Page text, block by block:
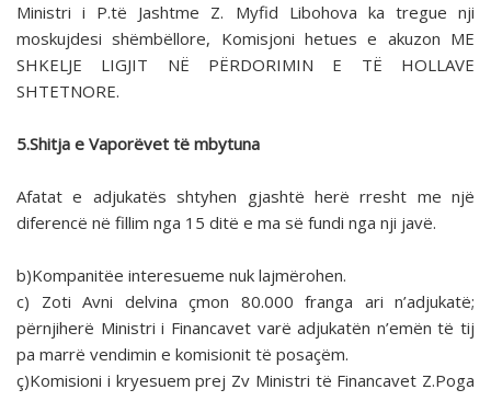
Ministri i P.të Jashtme Z. Myfid Libohova ka tregue nji
moskujdesi shëmbëllore, Komisjoni hetues e akuzon ME
SHKELJE LIGJIT NË PËRDORIMIN E TË HOLLAVE
SHTETNORE.
5.Shitja e Vaporëvet të mbytuna
Afatat e adjukatës shtyhen gjashtë herë rresht me një
diferencë në fillim nga 15 ditë e ma së fundi nga nji javë.
b)Kompanitëe interesueme nuk lajmërohen.
c) Zoti Avni delvina çmon 80.000 franga ari n’adjukatë;
përnjiherë Ministri i Financavet varë adjukatën n’emën të tij
pa marrë vendimin e komisionit të posaçëm.
ç)Komisioni i kryesuem prej Zv Ministri të Financavet Z.Poga